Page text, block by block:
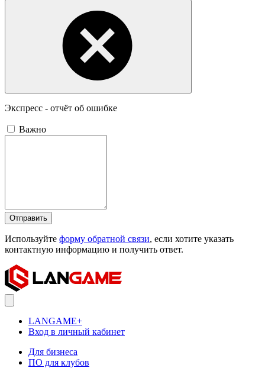
Экспресс - отчёт об ошибке
Важно
Отправить
Используйте форму обратной связи, если хотите указать
контактную информацию и получить ответ.
LANGAME+
Вход в личный кабинет
Для бизнеса
ПО для клубов